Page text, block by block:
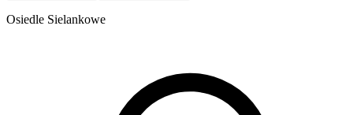
Osiedle Sielankowe